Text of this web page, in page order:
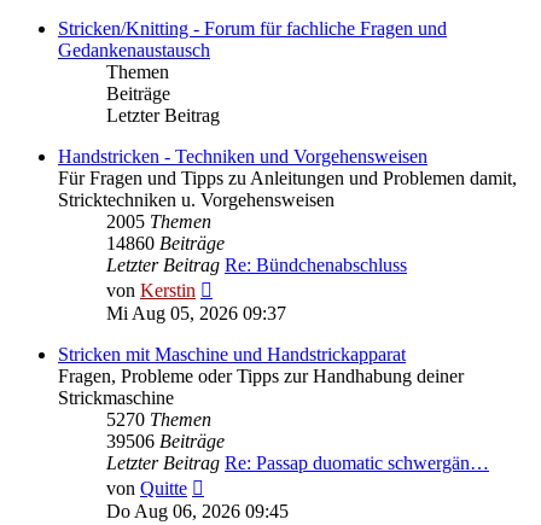
Stricken/Knitting - Forum für fachliche Fragen und
Gedankenaustausch
Themen
Beiträge
Letzter Beitrag
Handstricken - Techniken und Vorgehensweisen
Für Fragen und Tipps zu Anleitungen und Problemen damit,
Stricktechniken u. Vorgehensweisen
2005 Themen
14860 Beiträge
Letzter Beitrag Re: Bündchenabschluss
von Kerstin
Beitrag
Mi Aug 05, 2026 09:37
Stricken mit Maschine und Handstrickapparat
Fragen, Probleme oder Tipps zur Handhabung deiner
Strickmaschine
5270 Themen
39506 Beiträge
Letzter Beitrag Re: Passap duomatic schwergän…
von Quitte
Beitrag
Do Aug 06, 2026 09:45